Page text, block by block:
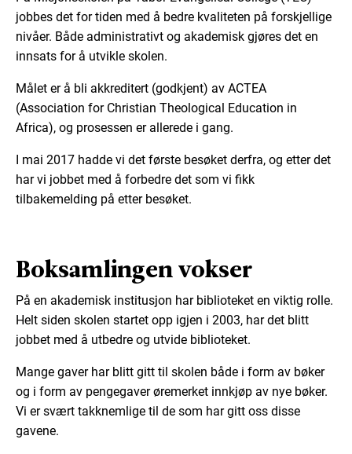
jobbes det for tiden med å bedre kvaliteten på forskjellige
nivåer. Både administrativt og akademisk gjøres det en
innsats for å utvikle skolen.
Målet er å bli akkreditert (godkjent) av ACTEA
(Association for Christian Theological Education in
Africa), og prosessen er allerede i gang.
I mai 2017 hadde vi det første besøket derfra, og etter det
har vi jobbet med å forbedre det som vi fikk
tilbakemelding på etter besøket.
Boksamlingen vokser
På en akademisk institusjon har biblioteket en viktig rolle.
Helt siden skolen startet opp igjen i 2003, har det blitt
jobbet med å utbedre og utvide biblioteket.
Mange gaver har blitt gitt til skolen både i form av bøker
og i form av pengegaver øremerket innkjøp av nye bøker.
Vi er svært takknemlige til de som har gitt oss disse
gavene.